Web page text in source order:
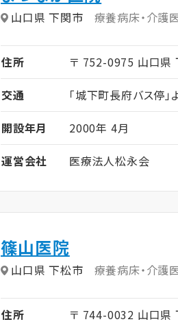
山口県 下関市 療養病床・介護
住所
〒 752-0975 山口県
交通
「城下町長府バス停」
開設年月
2000年 4月
運営会社
医療法人松永会
篠山医院
山口県 下松市 療養病床・介護
住所
〒 744-0032 山口県